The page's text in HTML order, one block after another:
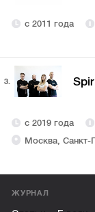
с 2011 года
3.
с 2019 года
Москва, Санкт-
ЖУРНАЛ